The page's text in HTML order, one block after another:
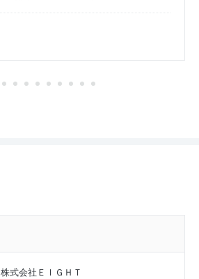
株式会社ＥＩＧＨＴ